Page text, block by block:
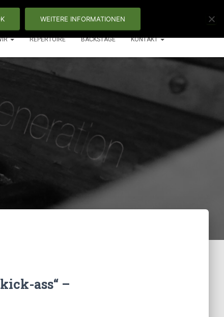
REPERTOIRE BACKSTAGE KONTAKT
ass“ –
WEITERE INFORMATIONEN